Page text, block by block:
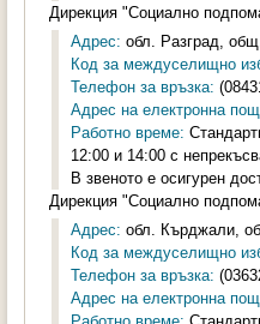
Дирекция "Социално
Адрес: обл. Разград,
Код за междуселищно
Телефон за връзка:
Адрес на електронна
Работно време:
12:00 и 14:00 с
В звеното е осигурен
Дирекция "Социално
Адрес: обл. Кърджали,
Код за междуселищно
Телефон за връзка:
Адрес на електронна